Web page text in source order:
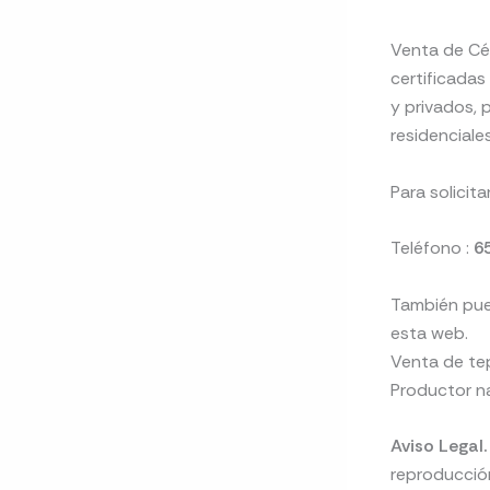
Venta de
certificadas
y privados,
Para
Teléfono :
También
esta web.
Venta de
Productor
Aviso Legal.